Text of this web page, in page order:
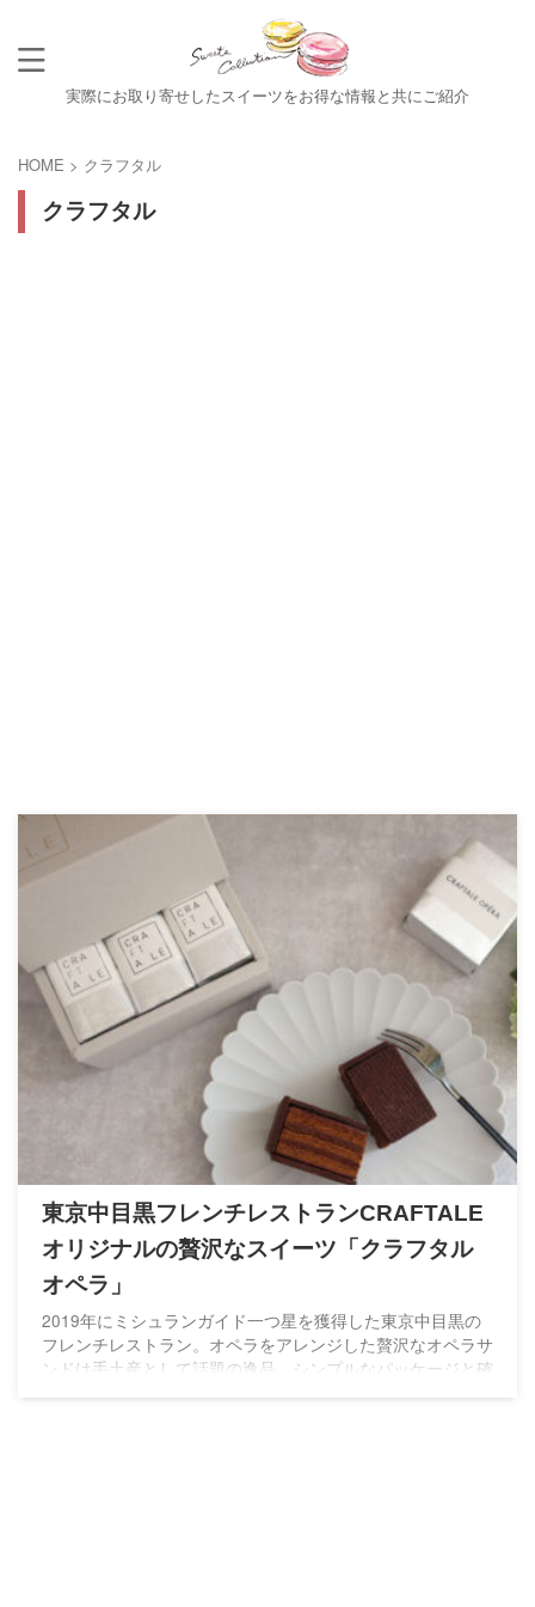
実際にお取り寄せしたスイーツをお得な情報と共にご紹介
HOME > クラフタル
クラフタル
東京中目黒フレンチレストランCRAFTALE
オリジナルの贅沢なスイーツ「クラフタル
オペラ」
2019年にミシュランガイド一つ星を獲得した東京中目黒の
フレンチレストラン。オペラをアレンジした贅沢なオペラサ
ンドは手土産として話題の逸品。シンプルなパッケージと確